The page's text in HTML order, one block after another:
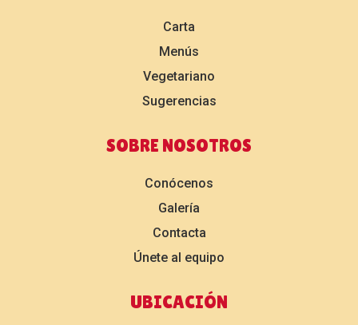
Carta
Menús
Vegetariano
Sugerencias
SOBRE NOSOTROS
Conócenos
Galería
Contacta
Únete al equipo
UBICACIÓN